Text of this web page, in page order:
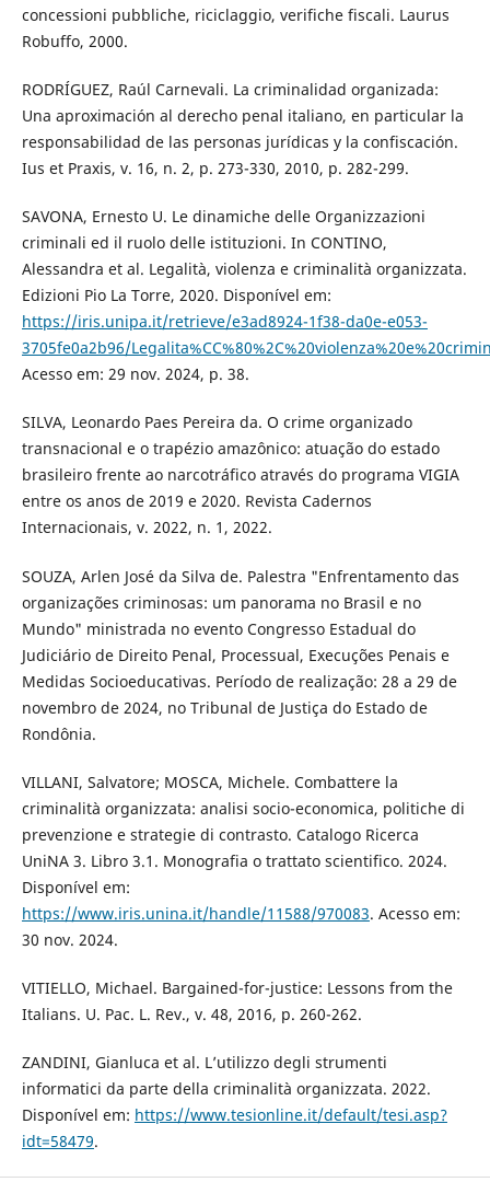
concessioni pubbliche, riciclaggio, verifiche fiscali. Laurus
Robuffo, 2000.
RODRÍGUEZ, Raúl Carnevali. La criminalidad organizada:
Una aproximación al derecho penal italiano, en particular la
responsabilidad de las personas jurídicas y la confiscación.
Ius et Praxis, v. 16, n. 2, p. 273-330, 2010, p. 282-299.
SAVONA, Ernesto U. Le dinamiche delle Organizzazioni
criminali ed il ruolo delle istituzioni. In CONTINO,
Alessandra et al. Legalità, violenza e criminalità organizzata.
Edizioni Pio La Torre, 2020. Disponível em:
https://iris.unipa.it/retrieve/e3ad8924-1f38-da0e-e053-
3705fe0a2b96/
Acesso em: 29 nov. 2024, p. 38.
SILVA, Leonardo Paes Pereira da. O crime organizado
transnacional e o trapézio amazônico: atuação do estado
brasileiro frente ao narcotráfico através do programa VIGIA
entre os anos de 2019 e 2020. Revista Cadernos
Internacionais, v. 2022, n. 1, 2022.
SOUZA, Arlen José da Silva de. Palestra "Enfrentamento das
organizações criminosas: um panorama no Brasil e no
Mundo" ministrada no evento Congresso Estadual do
Judiciário de Direito Penal, Processual, Execuções Penais e
Medidas Socioeducativas. Período de realização: 28 a 29 de
novembro de 2024, no Tribunal de Justiça do Estado de
Rondônia.
VILLANI, Salvatore; MOSCA, Michele. Combattere la
criminalità organizzata: analisi socio-economica, politiche di
prevenzione e strategie di contrasto. Catalogo Ricerca
UniNA 3. Libro 3.1. Monografia o trattato scientifico. 2024.
Disponível em:
https://www.iris.unina.it/handle/11588/970083. Acesso em:
30 nov. 2024.
VITIELLO, Michael. Bargained-for-justice: Lessons from the
Italians. U. Pac. L. Rev., v. 48, 2016, p. 260-262.
ZANDINI, Gianluca et al. L’utilizzo degli strumenti
informatici da parte della criminalità organizzata. 2022.
Disponível em: https://www.tesionline.it/default/tesi.asp?
idt=58479.